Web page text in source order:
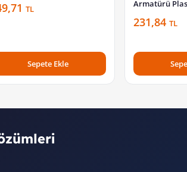
TL
Sepete Ekle
Armatürü
231,84 TL